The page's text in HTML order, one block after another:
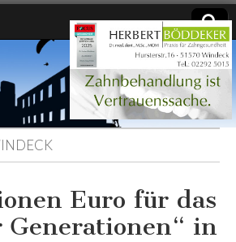
Euro für das
Generationen“ in